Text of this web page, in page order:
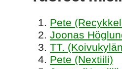
Pete
Joonas
TT.
Pete (Nextiili)